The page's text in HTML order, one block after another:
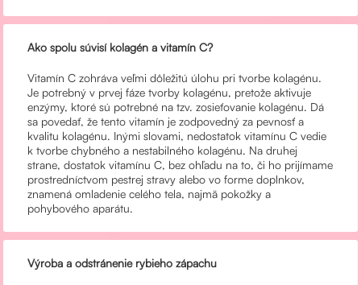
Ako spolu súvisí kolagén a vitamín C?
Vitamín C zohráva veľmi dôležitú úlohu pri tvorbe kolagénu.
Je potrebný v prvej fáze tvorby kolagénu, pretože aktivuje
enzýmy, ktoré sú potrebné na tzv. zosieťovanie kolagénu. Dá
sa povedať, že tento vitamín je zodpovedný za pevnosť a
kvalitu kolagénu. Inými slovami, nedostatok vitamínu C vedie
k tvorbe chybného a nestabilného kolagénu. Na druhej
strane, dostatok vitamínu C, bez ohľadu na to, či ho prijímame
prostredníctvom pestrej stravy alebo vo forme doplnkov,
znamená omladenie celého tela, najmä pokožky a
pohybového aparátu.
Výroba a odstránenie rybieho zápachu